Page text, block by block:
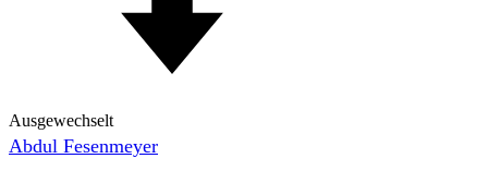
Ausgewechselt
Abdul Fesenmeyer